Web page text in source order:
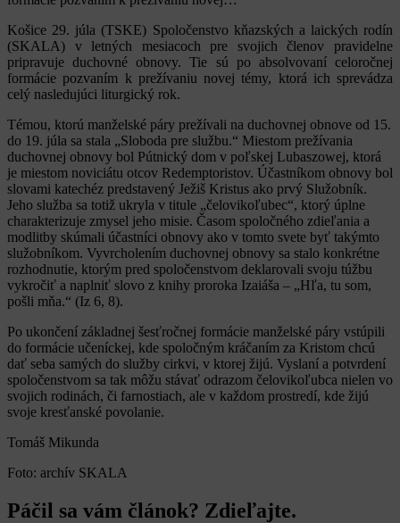
Košice 29. júla (TSKE) Spoločenstvo kňazských a laických rodín
(SKALA) v letných mesiacoch pre svojich členov pravidelne
pripravuje duchovné obnovy. Tie sú po absolvovaní celoročnej
formácie pozvaním k prežívaniu novej témy, ktorá ich sprevádza
celý nasledujúci liturgický rok.
Témou, ktorú manželské páry prežívali na duchovnej obnove od 15.
do 19. júla sa stala „Sloboda pre službu.“ Miestom prežívania
duchovnej obnovy bol Pútnický dom v poľskej Lubaszowej, ktorá
je miestom noviciátu otcov Redemptoristov. Účastníkom obnovy bol
slovami katechéz predstavený Ježiš Kristus ako prvý Služobník.
Jeho služba sa totiž ukryla v titule „čelovikoľubec“, ktorý úplne
charakterizuje zmysel jeho misie. Časom spoločného zdieľania a
modlitby skúmali účastníci obnovy ako v tomto svete byť takýmto
služobníkom. Vyvrcholením duchovnej obnovy sa stalo konkrétne
rozhodnutie, ktorým pred spoločenstvom deklarovali svoju túžbu
vykročiť a naplniť slovo z knihy proroka Izaiáša – „Hľa, tu som,
pošli mňa.“ (Iz 6, 8).
Po ukončení základnej šesťročnej formácie manželské páry vstúpili
do formácie učeníckej, kde spoločným kráčaním za Kristom chcú
dať seba samých do služby cirkvi, v ktorej žijú. Vyslaní a potvrdení
spoločenstvom sa tak môžu stávať odrazom čelovikoľubca nielen vo
svojich rodinách, či farnostiach, ale v každom prostredí, kde žijú
svoje kresťanské povolanie.
Tomáš Mikunda
Foto: archív SKALA
Páčil sa vám článok? Zdieľajte.